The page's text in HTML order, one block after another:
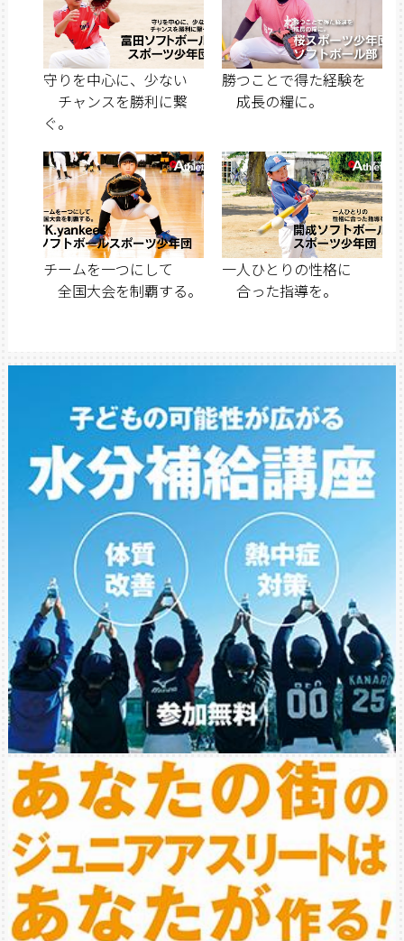
守りを中心に、少ない
チャンスを勝利に繋
ぐ。
勝つことで得た経験を
成長の糧に。
チームを一つにして
全国大会を制覇する。
一人ひとりの性格に
合った指導を。